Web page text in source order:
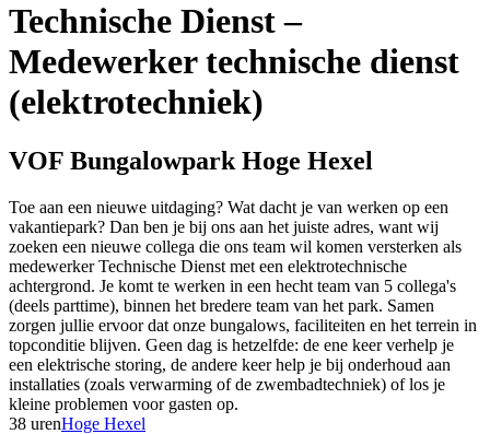
Technische Dienst –
Medewerker technische dienst
(elektrotechniek)
VOF Bungalowpark Hoge Hexel
Toe aan een nieuwe uitdaging? Wat dacht je van werken op een
vakantiepark? Dan ben je bij ons aan het juiste adres, want wij
zoeken een nieuwe collega die ons team wil komen versterken als
medewerker Technische Dienst met een elektrotechnische
achtergrond. Je komt te werken in een hecht team van 5 collega's
(deels parttime), binnen het bredere team van het park. Samen
zorgen jullie ervoor dat onze bungalows, faciliteiten en het terrein in
topconditie blijven. Geen dag is hetzelfde: de ene keer verhelp je
een elektrische storing, de andere keer help je bij onderhoud aan
installaties (zoals verwarming of de zwembadtechniek) of los je
kleine problemen voor gasten op.
38 urenHoge Hexel